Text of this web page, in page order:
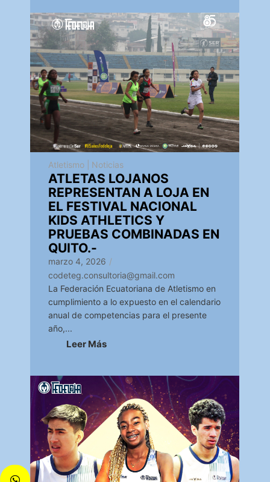
Atletismo Noticias
ATLETAS LOJANOS
REPRESENTAN A LOJA EN
EL FESTIVAL NACIONAL
KIDS ATHLETICS Y
PRUEBAS COMBINADAS EN
QUITO.-
marzo 4, 2026 /
codeteg.consultoria@gmail.com
La Federación Ecuatoriana de Atletismo en
cumplimiento a lo expuesto en el calendario
anual de competencias para el presente
año,...
Leer Más